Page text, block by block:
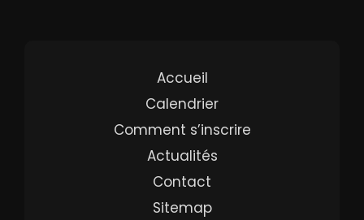
Accueil
Calendrier
Comment s’inscrire
Actualités
Contact
Sitemap